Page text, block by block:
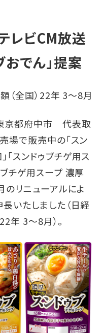
レビCM放送
おでん」提案
（全国）22年 3～8月
東京都府中市 代表取
場で販売中の「スン
「スンドゥブチゲ用ス
ブチゲ用スープ 濃厚
リニューアルによ
いたしました（日経
年 3～8月）。